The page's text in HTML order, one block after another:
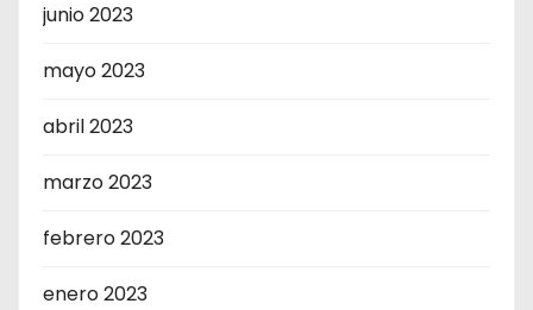
junio 2023
mayo 2023
abril 2023
marzo 2023
febrero 2023
enero 2023